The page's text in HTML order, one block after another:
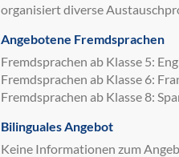
organisiert diverse
Angebotene Fremdsprachen
Fremdsprachen ab Klasse 5:
Fremdsprachen ab Klasse 6:
Fremdsprachen ab Klasse 8:
Bilinguales Angebot
Keine Informationen zum